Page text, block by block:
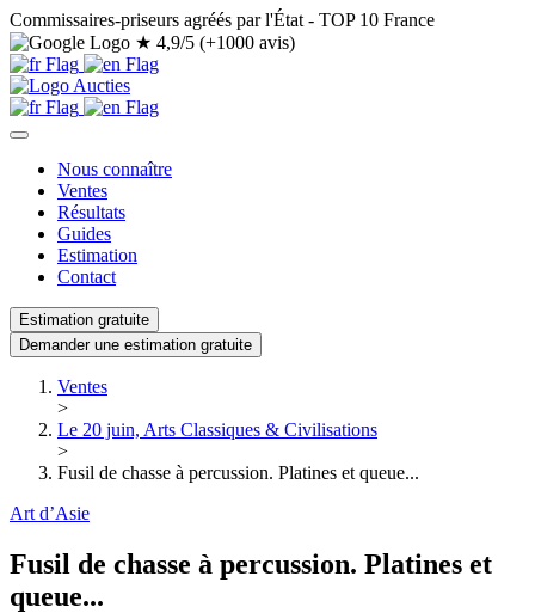
Commissaires-priseurs agréés par l'État - TOP 10 France
★ 4,9/5 (+1000 avis)
Nous connaître
Ventes
Résultats
Guides
Estimation
Contact
Estimation gratuite
Demander une estimation gratuite
Ventes
>
Le 20 juin, Arts Classiques & Civilisations
>
Fusil de chasse à percussion. Platines et queue...
Art d’Asie
Fusil de chasse à percussion. Platines et
queue...